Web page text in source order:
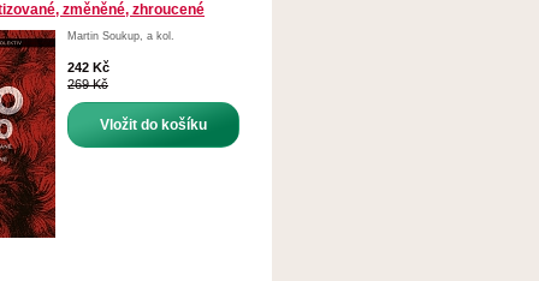
změněné, zhroucené
Martin Soukup, a kol.
242 Kč
269 Kč
Vložit do košíku